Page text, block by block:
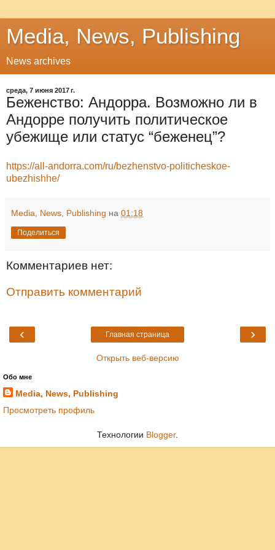
Media, News, Publishing
News archives
среда, 7 июня 2017 г.
Беженство: Андорра. Возможно ли в
Андорре получить политическое
убежище или статус “беженец”?
https://all-andorra.com/ru/bezhenstvo-politicheskoe-
ubezhishhe/
Media, News, Publishing на 01:18
Поделиться
Комментариев нет:
Отправить комментарий
‹ ›
Главная страница
Открыть веб-версию
Обо мне
Media, News, Publishing
Просмотреть профиль
Технологии Blogger.